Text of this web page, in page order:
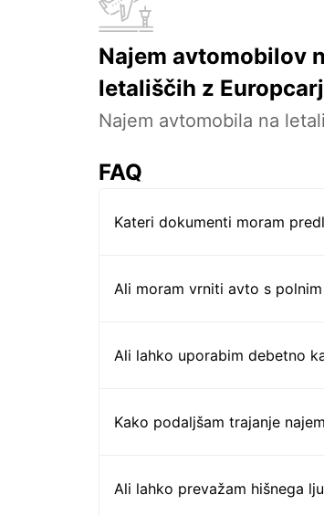
Najem avtomobilov
letališčih z
Najem avtomobila na
FAQ
Kateri dokumenti moram
Ali moram vrniti avto s
Ali lahko uporabim debetno
Kako podaljšam trajanje
Ali lahko prevažam hišnega